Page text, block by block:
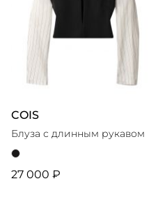
COIS
Блуза с длинным рукавом
27 000 ₽